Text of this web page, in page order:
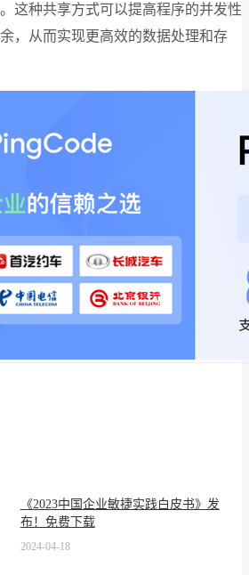
这种共享方式可以提高程序的并发性
，从而实现更高效的数据处理和存
《2023中国企业敏捷实践白皮书》发
布！免费下载
2024-04-18